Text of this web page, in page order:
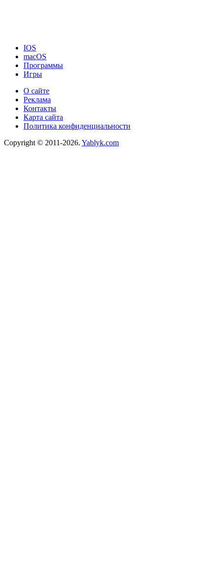
IOS
macOS
Программы
Игры
О сайте
Реклама
Контакты
Карта сайта
Политика конфиденциальности
Copyright © 2011-2026. Yablyk.сom